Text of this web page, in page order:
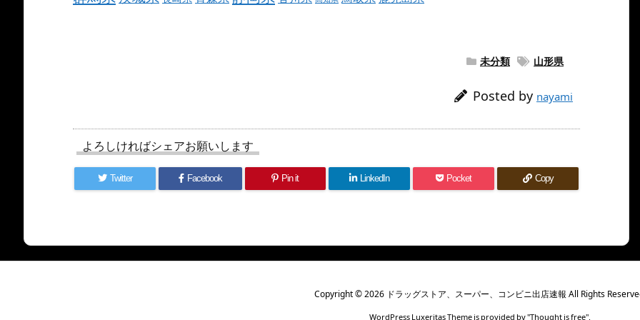
未分類 山形県
Posted by nayami
よろしければシェアお願いします
Twitter Facebook Pin it LinkedIn Pocket Copy
Copyright ©2026 ドラッグストア、スーパー、コンビニ出店速報 All Rights
WordPress Luxeritas Theme is provided by "Thought is free".